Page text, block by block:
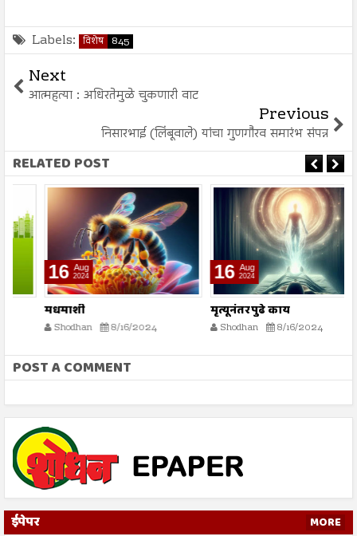
Labels: विशेष 845
Next
आत्महत्या : अधिरतेमुळे चुकणारी वाट
Previous
निसारभाई (लिंबूवाले) यांचा गुणगौरव समारंभ संपन्न
RELATED POST
Aug
2024
मधमाशी
Shodhan 8/16/2024
16 Aug
2024
मृत्यूनंतर पुढे काय
Shodhan 8/16/2024
POST A COMMENT
ईपेपर MORE